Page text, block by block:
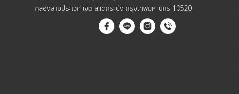
คลองสามประเวศ เขต ลาดกระบัง กรุงเทพมหานคร 10520